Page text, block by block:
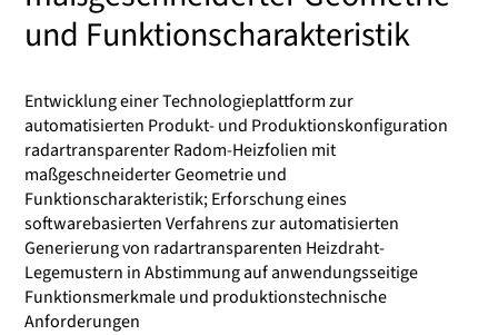
und Funktionscharakteristik
Entwicklung einer Technologieplattform zur
automatisierten Produkt- und Produktionskonfiguration
radartransparenter Radom-Heizfolien mit
maßgeschneiderter Geometrie und
Funktionscharakteristik; Erforschung eines
softwarebasierten Verfahrens zur automatisierten
Generierung von radartransparenten Heizdraht-
Legemustern in Abstimmung auf anwendungsseitige
Funktionsmerkmale und produktionstechnische
Anforderungen